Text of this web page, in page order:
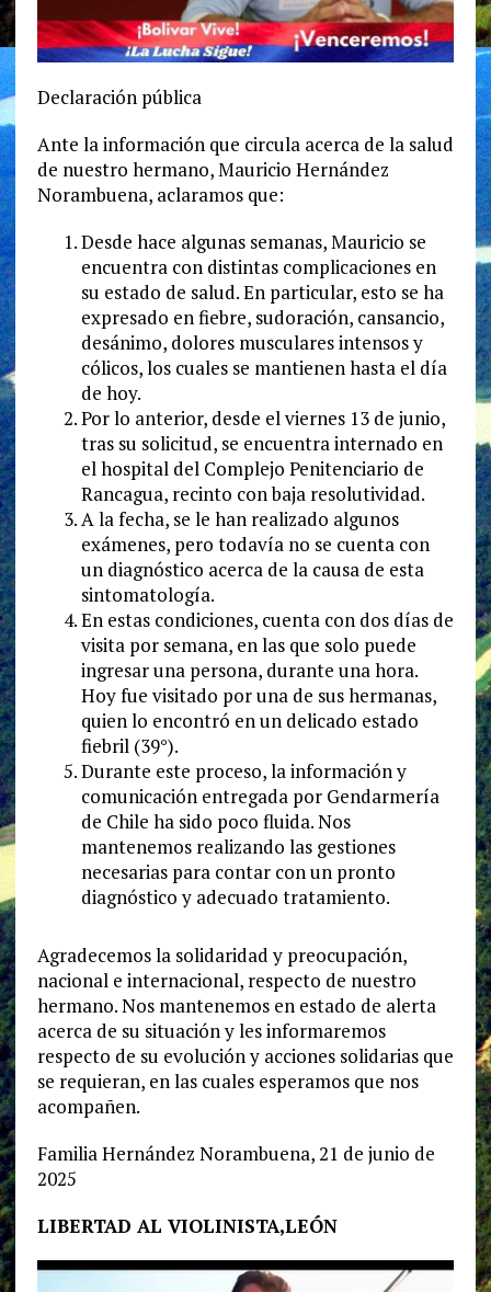
Declaración pública
Ante la información que circula acerca de la salud
de nuestro hermano, Mauricio Hernández
Norambuena, aclaramos que:
Desde hace algunas semanas, Mauricio se
encuentra con distintas complicaciones en
su estado de salud. En particular, esto se ha
expresado en fiebre, sudoración, cansancio,
desánimo, dolores musculares intensos y
cólicos, los cuales se mantienen hasta el día
de hoy.
Por lo anterior, desde el viernes 13 de junio,
tras su solicitud, se encuentra internado en
el hospital del Complejo Penitenciario de
Rancagua, recinto con baja resolutividad.
A la fecha, se le han realizado algunos
exámenes, pero todavía no se cuenta con
un diagnóstico acerca de la causa de esta
sintomatología.
En estas condiciones, cuenta con dos días de
visita por semana, en las que solo puede
ingresar una persona, durante una hora.
Hoy fue visitado por una de sus hermanas,
quien lo encontró en un delicado estado
fiebril (39°).
Durante este proceso, la información y
comunicación entregada por Gendarmería
de Chile ha sido poco fluida. Nos
mantenemos realizando las gestiones
necesarias para contar con un pronto
diagnóstico y adecuado tratamiento.
Agradecemos la solidaridad y preocupación,
nacional e internacional, respecto de nuestro
hermano. Nos mantenemos en estado de alerta
acerca de su situación y les informaremos
respecto de su evolución y acciones solidarias que
se requieran, en las cuales esperamos que nos
acompañen.
Familia Hernández Norambuena, 21 de junio de
2025
LIBERTAD AL VIOLINISTA,LEÓN